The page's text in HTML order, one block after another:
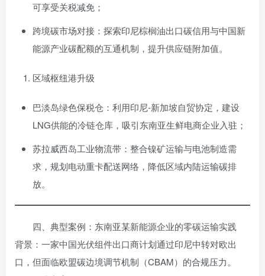
可享受关税减免；
跨境碳市场对接：探索印尼棕榈油出口碳信用与中国新
能源产业碳配额的互通机制，提升供应链附加值。
区域枢纽港升级
巴淡岛绿色保税仓：利用印尼-新加坡自贸协定，建设
LNG供能的冷链仓库，吸引东南亚生鲜电商企业入驻；
苏拉威西岛工业物流带：整合镍矿运输与电池制造需
求，规划电动重卡配送网络，降低区域内陆运输碳排
放。
四、典型案例：东南亚某新能源企业的零碳运输实践
背景：一家中国光伏组件出口商计划通过印尼中转对欧出
口，但面临欧盟碳边境调节机制（CBAM）的合规压力。